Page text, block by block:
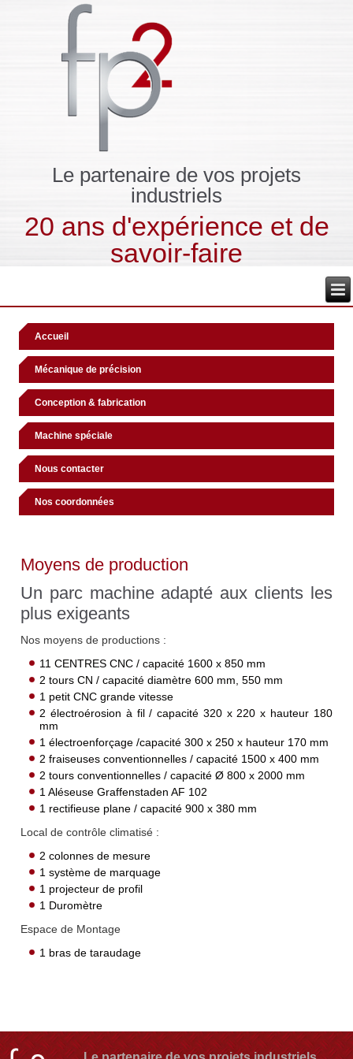
Le partenaire de vos projets
industriels
20 ans d'expérience et de
savoir-faire
Accueil
Mécanique de précision
Conception & fabrication
Machine spéciale
Nous contacter
Nos coordonnées
Moyens de production
Un parc machine adapté aux clients les
plus exigeants
Nos moyens de productions :
11 CENTRES CNC / capacité 1600 x 850 mm
2 tours CN / capacité diamètre 600 mm, 550 mm
1 petit CNC grande vitesse
2 électroérosion à fil / capacité 320 x 220 x hauteur 180
mm
1 électroenforçage /capacité 300 x 250 x hauteur 170 mm
2 fraiseuses conventionnelles / capacité 1500 x 400 mm
2 tours conventionnelles / capacité Ø 800 x 2000 mm
1 Aléseuse Graffenstaden AF 102
1 rectifieuse plane / capacité 900 x 380 mm
Local de contrôle climatisé :
2 colonnes de mesure
1 système de marquage
1 projecteur de profil
1 Duromètre
Espace de Montage
1 bras de taraudage